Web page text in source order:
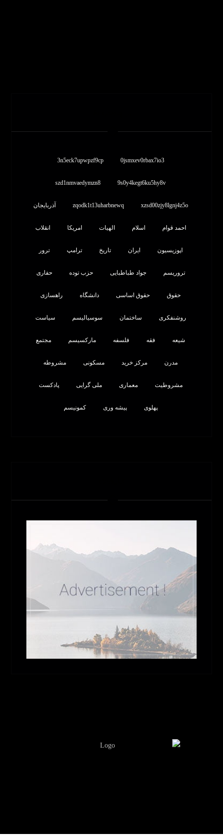
0jsmxev0rbax7io3
3n5eck7upwpzf9cp
9s0y4kegt6ku5hy8v
szd1nmvaedymzn8
xzsd00zjy8lgnj4z5o
zqodk1t13uharbnewq آذربایجان
احمد قوام اسلام الهیات امریکا انقلاب
اپوزیسیون ایران تاریخ ترامپ ترور
تروریسم جواد طباطبایی حزب توده حفاری
حقوق حقوق اساسی دانشگاه راهسازی
روشنفکری ساختمان سوسیالیسم سیاست
شیعه فقه فلسفه مارکسیسم مجتمع
مدرن مرکز خرید مسکونی مشروطه
مشروطیت معماری ملی گرایی پادکست
پهلوی پیشه وری کمونیسم